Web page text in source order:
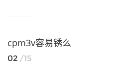
cpm3v容易锈么
02 /15